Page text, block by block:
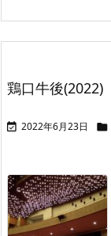
鶏口牛後(2022)
 2022年6月23日 